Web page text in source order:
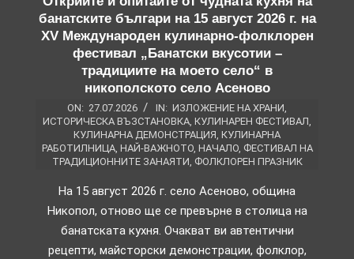
банатските българи на 15 август 2026 г. на
XV Международен кулинарно-фолклорен
фестивал „Банатски вкусотии –
традициите на моето село“ в
никополското село Асеново
ON: 27.07.2026 IN: ИЗЛОЖЕНИЕ НА ХРАНИ,
ИСТОРИЧЕСКА ВЪЗСТАНОВКА, КУЛИНАРЕН ФЕСТИВАЛ,
КУЛИНАРНА ДЕМОНСТРАЦИЯ, КУЛИНАРНА
РАБОТИЛНИЦА, НАЙ-ВАЖНОТО, НАЧАЛО, ФЕСТИВАЛ НА
ТРАДИЦИОННИТЕ ЗАНАЯТИ, ФОЛКЛОРЕН ПРАЗНИК
На 15 август 2026 г. село Асеново, община
Никопол, отново ще се превърне в столица на
банатската кухня. Очакват ви автентични
рецепти, майсторски демонстрации, фолклор,